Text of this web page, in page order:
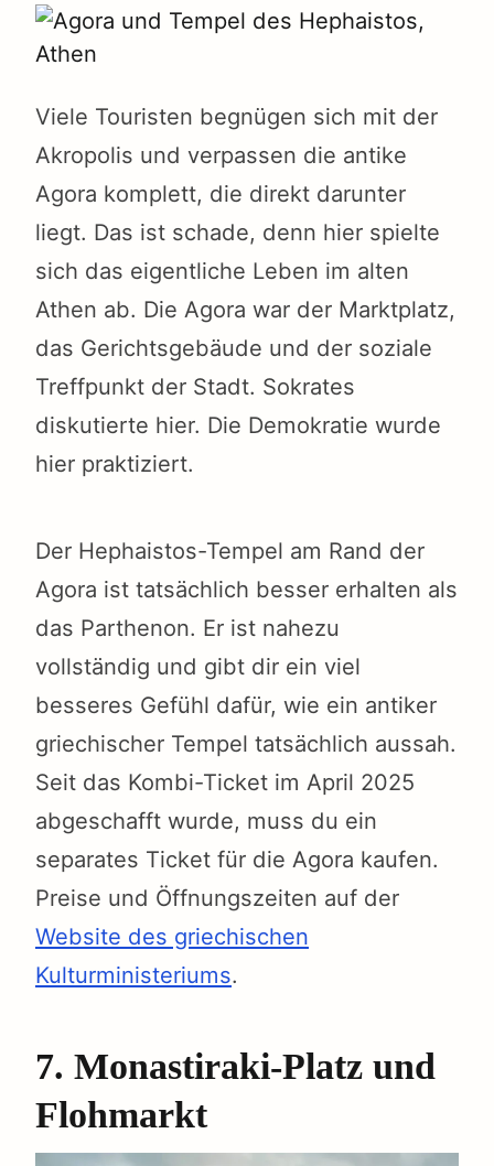
Viele Touristen begnügen sich mit der
Akropolis und verpassen die antike
Agora komplett, die direkt darunter
liegt. Das ist schade, denn hier spielte
sich das eigentliche Leben im alten
Athen ab. Die Agora war der Marktplatz,
das Gerichtsgebäude und der soziale
Treffpunkt der Stadt. Sokrates
diskutierte hier. Die Demokratie wurde
hier praktiziert.
Der Hephaistos-Tempel am Rand der
Agora ist tatsächlich besser erhalten als
das Parthenon. Er ist nahezu
vollständig und gibt dir ein viel
besseres Gefühl dafür, wie ein antiker
griechischer Tempel tatsächlich aussah.
Seit das Kombi-Ticket im April 2025
abgeschafft wurde, muss du ein
separates Ticket für die Agora kaufen.
Preise und Öffnungszeiten auf der
Website des griechischen
Kulturministeriums.
7. Monastiraki-Platz und
Flohmarkt